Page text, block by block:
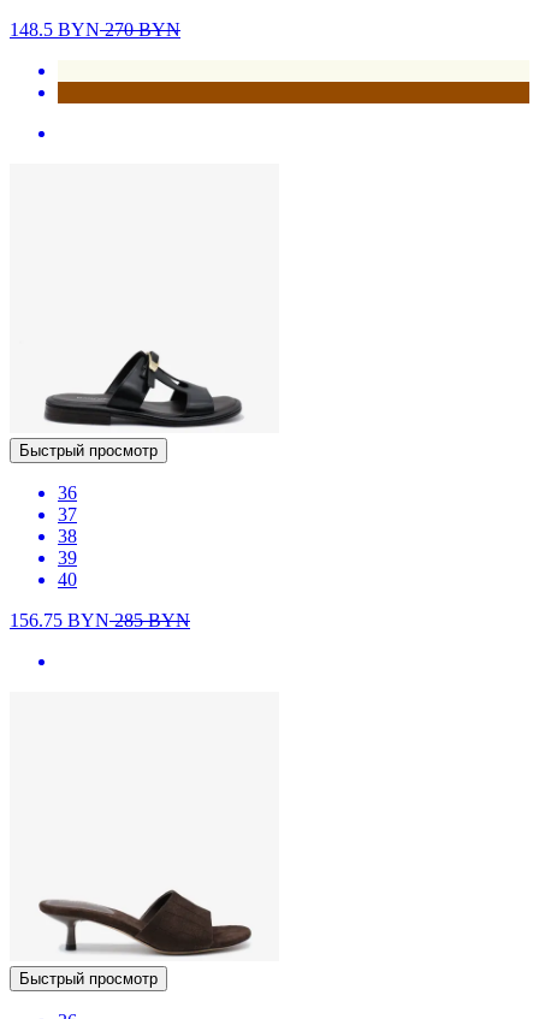
148.5 BYN270BYN
Быстрый просмотр
36
37
38
39
40
156.75 BYN285BYN
Быстрый просмотр